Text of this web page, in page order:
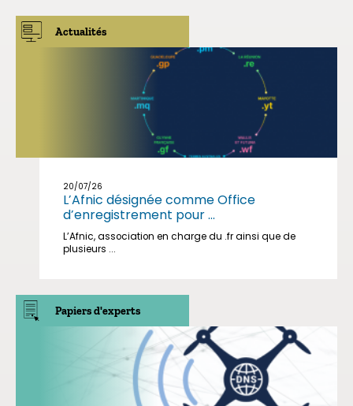
Actualités
20/07/26
L’Afnic désignée comme Office
d’enregistrement pour ...
L’Afnic, association en charge du .fr ainsi que de
plusieurs ...
Papiers d'experts